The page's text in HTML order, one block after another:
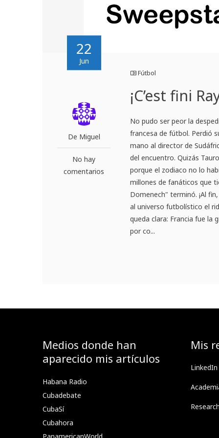
22
Jun
De Miguel
No hay
comentarios
Fútbol
¡C’est fini
No pudo ser peor la
francesa de fútbol. Perdió
mano al director de
del encuentro. Quizás
porque el zodiaco no lo
millones de fanáticos que
Domenech" terminó. ¡Al
al universo futbolístico el
queda clara: Francia fue la
por co...
Medios donde han
aparecido mis artículos
Habana Radio
Cubadebate
CubaSí
Cubahora
PanamericanWorld
Mis
LinkedIn